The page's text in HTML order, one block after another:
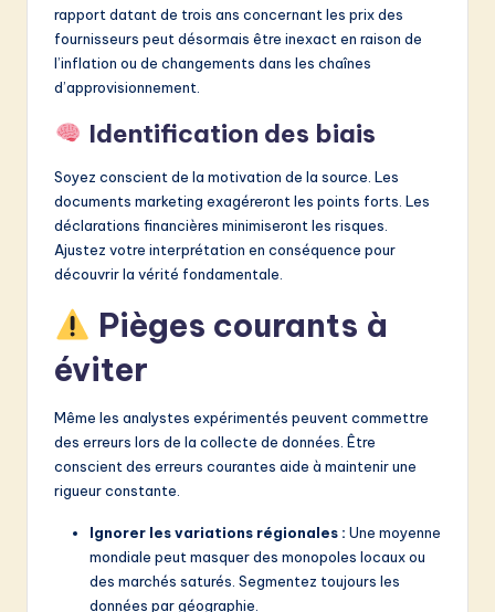
rapport datant de trois ans concernant les prix des
fournisseurs peut désormais être inexact en raison de
l’inflation ou de changements dans les chaînes
d’approvisionnement.
Identification des biais
Soyez conscient de la motivation de la source. Les
documents marketing exagéreront les points forts. Les
déclarations financières minimiseront les risques.
Ajustez votre interprétation en conséquence pour
découvrir la vérité fondamentale.
Pièges courants à
éviter
Même les analystes expérimentés peuvent commettre
des erreurs lors de la collecte de données. Être
conscient des erreurs courantes aide à maintenir une
rigueur constante.
Ignorer les variations régionales : Une moyenne
mondiale peut masquer des monopoles locaux ou
des marchés saturés. Segmentez toujours les
données par géographie.